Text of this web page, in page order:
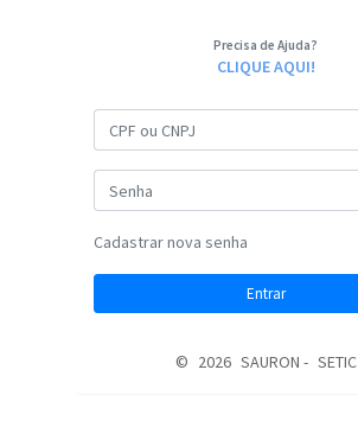
Precisa de Ajuda?
CLIQUE AQUI!
Cadastrar nova senha
Entrar
© 2026 SAURON - SETIC